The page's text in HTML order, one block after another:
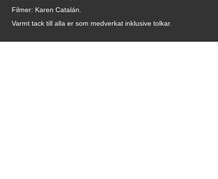
Filmer: Karen Catalán.
Varmt tack till alla er som medverkat inklusive tolkar.